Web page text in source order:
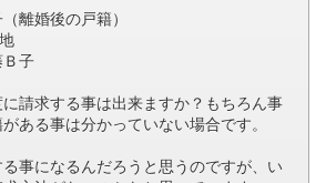
離婚後の戸籍）
子
請求する事は出来ますか？もちろん事
ある事は分かっていない場合です。
事になるんだろうと思うのですが、い